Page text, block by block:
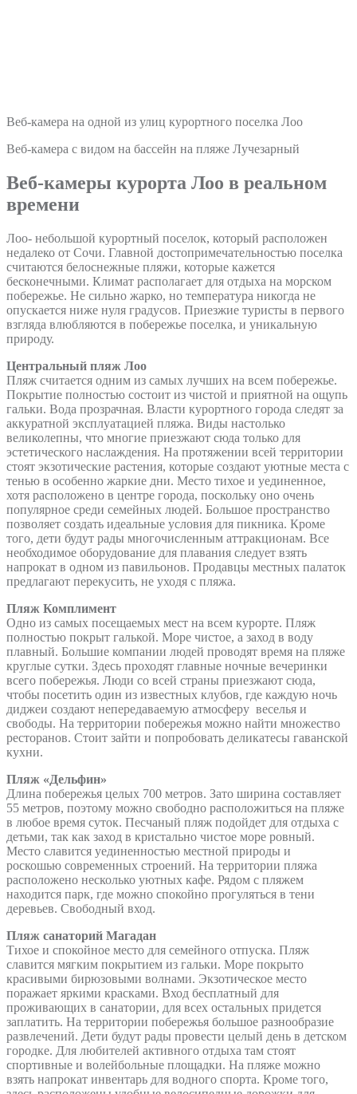
Веб-камера на одной из улиц курортного поселка Лоо
Веб-камера с видом на бассейн на пляже Лучезарный
Веб-камеры курорта Лоо в реальном
времени
Лоо- небольшой курортный поселок, который расположен
недалеко от Сочи. Главной достопримечательностью поселка
считаются белоснежные пляжи, которые кажется
бесконечными. Климат располагает для отдыха на морском
побережье. Не сильно жарко, но температура никогда не
опускается ниже нуля градусов. Приезжие туристы в первого
взгляда влюбляются в побережье поселка, и уникальную
природу.
Центральный пляж Лоо
Пляж считается одним из самых лучших на всем побережье.
Покрытие полностью состоит из чистой и приятной на ощупь
гальки. Вода прозрачная. Власти курортного города следят за
аккуратной эксплуатацией пляжа. Виды настолько
великолепны, что многие приезжают сюда только для
эстетического наслаждения. На протяжении всей территории
стоят экзотические растения, которые создают уютные места с
тенью в особенно жаркие дни. Место тихое и уединенное,
хотя расположено в центре города, поскольку оно очень
популярное среди семейных людей. Большое пространство
позволяет создать идеальные условия для пикника. Кроме
того, дети будут рады многочисленным аттракционам. Все
необходимое оборудование для плавания следует взять
напрокат в одном из павильонов. Продавцы местных палаток
предлагают перекусить, не уходя с пляжа.
Пляж Комплимент
Одно из самых посещаемых мест на всем курорте. Пляж
полностью покрыт галькой. Море чистое, а заход в воду
плавный. Большие компании людей проводят время на пляже
круглые сутки. Здесь проходят главные ночные вечеринки
всего побережья. Люди со всей страны приезжают сюда,
чтобы посетить один из известных клубов, где каждую ночь
диджеи создают непередаваемую атмосферу веселья и
свободы. На территории побережья можно найти множество
ресторанов. Стоит зайти и попробовать деликатесы гаванской
кухни.
Пляж «Дельфин»
Длина побережья целых 700 метров. Зато ширина составляет
55 метров, поэтому можно свободно расположиться на пляже
в любое время суток. Песчаный пляж подойдет для отдыха с
детьми, так как заход в кристально чистое море ровный.
Место славится уединенностью местной природы и
роскошью современных строений. На территории пляжа
расположено несколько уютных кафе. Рядом с пляжем
находится парк, где можно спокойно прогуляться в тени
деревьев. Свободный вход.
Пляж санаторий Магадан
Тихое и спокойное место для семейного отпуска. Пляж
славится мягким покрытием из гальки. Море покрыто
красивыми бирюзовыми волнами. Экзотическое место
поражает яркими красками. Вход бесплатный для
проживающих в санатории, для всех остальных придется
заплатить. На территории побережья большое разнообразие
развлечений. Дети будут рады провести целый день в детском
городке. Для любителей активного отдыха там стоят
спортивные и волейбольные площадки. На пляже можно
взять напрокат инвентарь для водного спорта. Кроме того,